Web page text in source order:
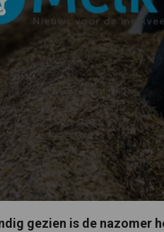
gezien is de nazomer